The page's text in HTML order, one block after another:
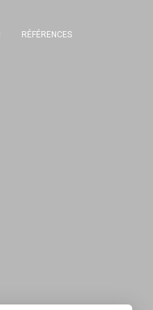
RÉFÉRENCES